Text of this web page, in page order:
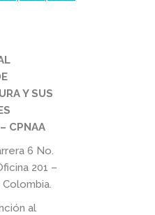
Y SUS
CPNAA
6 No.
201 –
al